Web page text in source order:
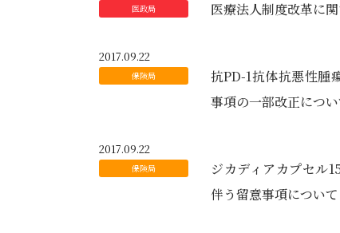
医療法人制度改革に
2017.09.22
抗PD-1抗体抗悪性腫
事項の一部改正につ
2017.09.22
ジカディアカプセル
伴う留意事項について